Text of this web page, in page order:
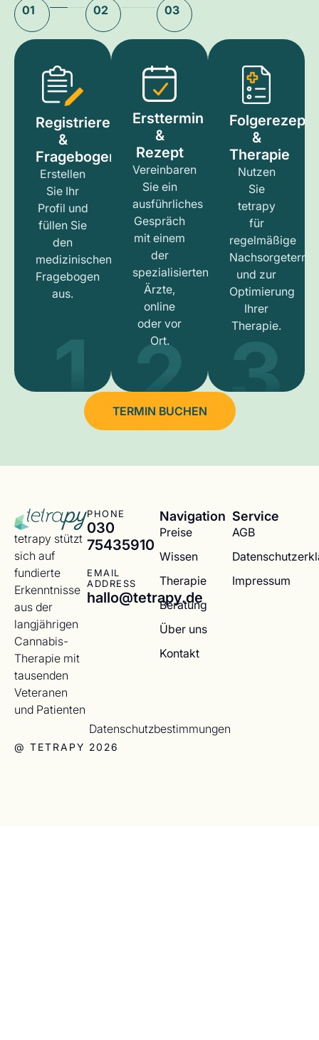
01 02 03
Registrieren
&
Fragebogen
Erstellen
Sie Ihr
Profil und
füllen Sie
den
medizinischen
Fragebogen
aus.
1
Ersttermin
&
Rezept
Vereinbaren
Sie ein
ausführliches
Gespräch
mit einem
der
spezialisierten
Ärzte,
online
oder vor
Ort.
2
Folgerezept
&
Therapie
Nutzen
Sie
tetrapy
für
regelmäßige
und zur
Optimierung
Ihrer
Therapie.
3
TERMIN BUCHEN
tetrapy stützt
sich auf
fundierte
Erkenntnisse
aus der
langjährigen
Cannabis-
Therapie mit
tausenden
Veteranen
und Patienten
PHONE
030
75435910
EMAIL
ADDRESS
hallo@tetrapy.de
Navigation
Preise
Wissen
Therapie
Beratung
Über uns
Kontakt
Service
AGB
Impressum
@ TETRAPY 2026
Datenschutzbestimmungen